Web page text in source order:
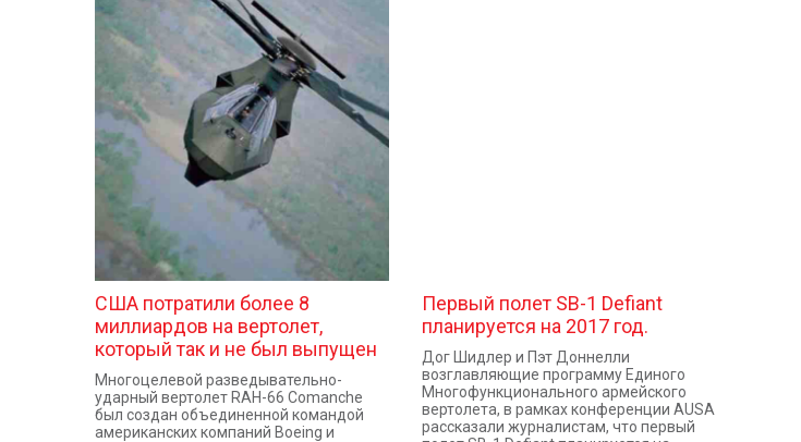
США потратили более 8
миллиардов на вертолет,
который так и не был выпущен
Многоцелевой разведывательно-
ударный вертолет RAH-66 Comanche
был создан объединенной командой
американских компаний Boeing и
Первый полет SB-1 Defiant
планируется на 2017 год.
Дог Шидлер и Пэт Доннелли
возглавляющие программу Единого
Многофункционального армейского
вертолета, в рамках конференции AUSA
рассказали журналистам, что первый